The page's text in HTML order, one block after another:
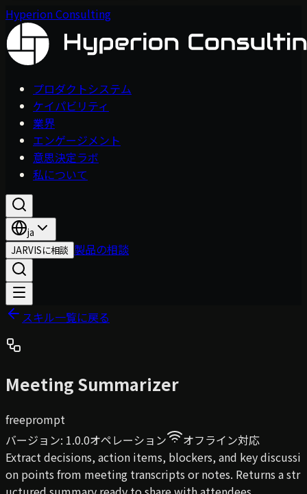
Hyperion Consulting
プロダクトシステム
ケイパビリティ
業界
エンゲージメント
意思決定ラボ
私について
ja
JARVISに相談 製品の相談
スキル一覧に戻る
Meeting Summarizer
freeprompt
バージョン: 1.0.0オペレーション
オフライン対応
Extract decisions, action items, blockers, and key discussi
on points from meeting transcripts or notes. Returns a str